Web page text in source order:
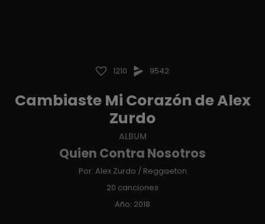
1210 9542
Cambiaste Mi Corazón de Alex
Zurdo
ALBUM
Quien Contra Nosotros
Por: Alex Zurdo / Reggaeton
20 canciones
Año: 2018